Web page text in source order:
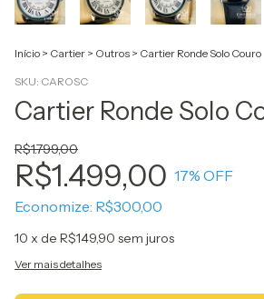
Início > Cartier > Outros > Cartier Ronde Solo Couro
SKU: CAROSC
Cartier Ronde Solo
R$1.799,00
R$1.499,00 17% OFF
Economize: R$300,00
10 x de R$149,90 sem juros
Ver mais detalhes